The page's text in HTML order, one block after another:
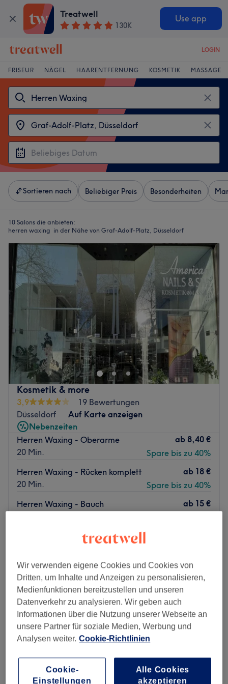
Treatwell
130K
Use app
LOGIN
FRISEUR NÄGEL HAARENTFERNUNG KOSMETIK MASSAGE
Sortieren nach Beliebiger Preis Besonderheiten
10 Salons die anbieten:
herren waxing in der Nähe von Graf-Adolf-Platz, Düsseldorf
Kosmetik & more
3,9
19 Bewertungen
Düsseldorf
Auf Karte anzeigen
Nebenzeiten
Herren Waxing - Oberarme
20 Min.
ab 8,40 €
Spare bis zu 40%
Herren Waxing - Rücken komplett
20 Min.
ab 18 €
Spare bis zu 40%
Herren Waxing - Bauch
ab 15 €
Dienstag
14:00– 18:00
Mittwoch
14:00–18:00
Donnerstag
14:00–18:00
Freitag
14:00–18:00
Samstag
14:00–18:00
Sonntag
Geschlossen
Bei Kosmetik & Mehr Düsseldorf hier dreht sich alles um
deine Schönheit und dein Wohlbefinden. Mit einer breiten
Palette an Dienstleistungen, die von
Wir verwenden eigene Cookies und Cookies von
Dritten, um Inhalte und Anzeigen zu personalisieren,
Medienfunktionen bereitzustellen und unseren
Datenverkehr zu analysieren. Wir geben auch
Informationen über die Nutzung unserer Webseite an
unsere Partner für soziale Medien, Werbung und
Analysen weiter. Cookie-Richtlinien
Cookie-
Einstellungen
Alle Cookies
akzeptieren